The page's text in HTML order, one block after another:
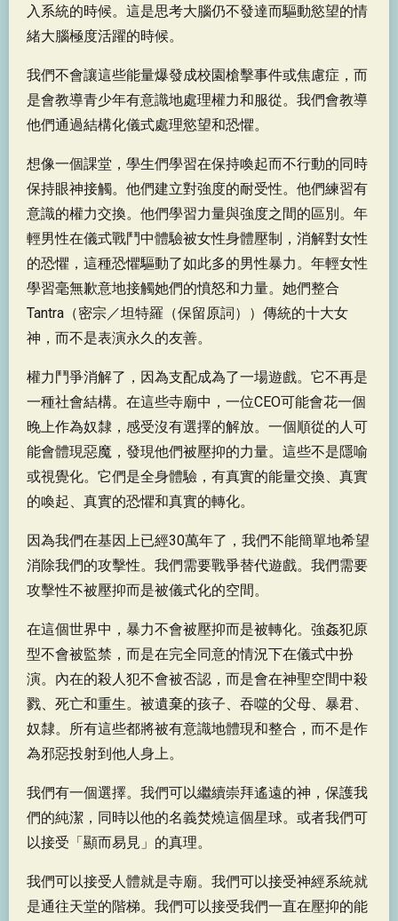
入系統的時候。這是思考大腦仍不發達而驅動慾望的情
緒大腦極度活躍的時候。
我們不會讓這些能量爆發成校園槍擊事件或焦慮症，而
是會教導青少年有意識地處理權力和服從。我們會教導
他們通過結構化儀式處理慾望和恐懼。
想像一個課堂，學生們學習在保持喚起而不行動的同時
保持眼神接觸。他們建立對強度的耐受性。他們練習有
意識的權力交換。他們學習力量與強度之間的區別。年
輕男性在儀式戰鬥中體驗被女性身體壓制，消解對女性
的恐懼，這種恐懼驅動了如此多的男性暴力。年輕女性
學習毫無歉意地接觸她們的憤怒和力量。她們整合
Tantra（密宗／坦特羅（保留原詞））傳統的十大女
神，而不是表演永久的友善。
權力鬥爭消解了，因為支配成為了一場遊戲。它不再是
一種社會結構。在這些寺廟中，一位CEO可能會花一個
晚上作為奴隸，感受沒有選擇的解放。一個順從的人可
能會體現惡魔，發現他們被壓抑的力量。這些不是隱喻
或視覺化。它們是全身體驗，有真實的能量交換、真實
的喚起、真實的恐懼和真實的轉化。
因為我們在基因上已經30萬年了，我們不能簡單地希望
消除我們的攻擊性。我們需要戰爭替代遊戲。我們需要
攻擊性不被壓抑而是被儀式化的空間。
在這個世界中，暴力不會被壓抑而是被轉化。強姦犯原
型不會被監禁，而是在完全同意的情況下在儀式中扮
演。內在的殺人犯不會被否認，而是會在神聖空間中殺
戮、死亡和重生。被遺棄的孩子、吞噬的父母、暴君、
奴隸。所有這些都將被有意識地體現和整合，而不是作
為邪惡投射到他人身上。
我們有一個選擇。我們可以繼續崇拜遙遠的神，保護我
們的純潔，同時以他的名義焚燒這個星球。或者我們可
以接受「顯而易見」的真理。
我們可以接受人體就是寺廟。我們可以接受神經系統就
是通往天堂的階梯。我們可以接受我們一直在壓抑的能